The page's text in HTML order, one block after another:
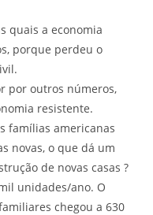
quais a economia
porque perdeu o
por outros números,
resistente.
famílias americanas
novas, o que dá um
de novas casas ?
unidades/ano. O
chegou a 630